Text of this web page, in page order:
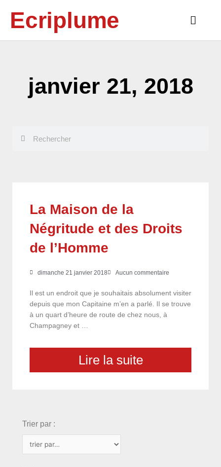
contenuEcriplume
Main
janvier 21, 2018
La Maison de la
Négritude et des Droits
de l’Homme
dimanche 21 janvier 2018 Aucun commentaire
Il est un endroit que je souhaitais absolument visiter
depuis que mon Capitaine m’en a parlé. Il se trouve
à un quart d’heure de route de chez nous, à
Champagney et …
Lire la suite
Trier par :